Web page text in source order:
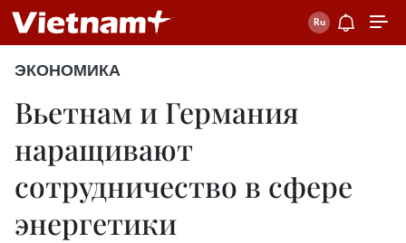
ЭКОНОМИКА
Вьетнам и Германия
наращивают
сотрудничество в сфере
энергетики